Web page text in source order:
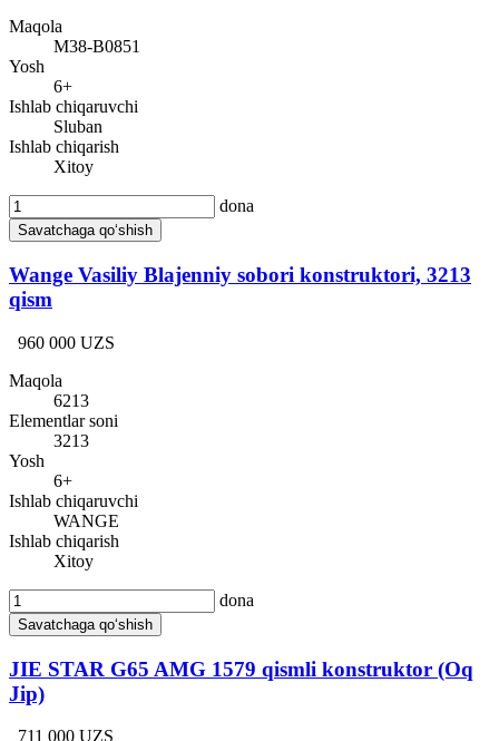
Maqola
М38-B0851
Yosh
6+
Ishlab chiqaruvchi
Sluban
Ishlab chiqarish
Xitoy
dona
Savatchaga qo‘shish
Wange Vasiliy Blajenniy sobori konstruktori, 3213
qism
960 000 UZS
Maqola
6213
Elementlar soni
3213
Yosh
6+
Ishlab chiqaruvchi
WANGE
Ishlab chiqarish
Xitoy
dona
Savatchaga qo‘shish
JIE STAR G65 AMG 1579 qismli konstruktor (Oq
Jip)
711 000 UZS